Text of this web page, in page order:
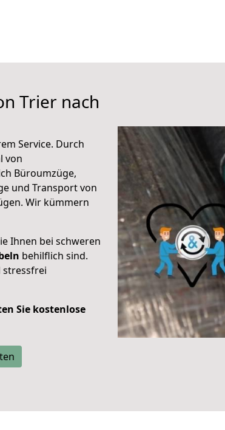
Trier nach
Service. Durch
von
Büroumzüge,
und Transport von
Wir kümmern
Ihnen bei schweren
behilflich sind.
stressfrei
Sie kostenlose